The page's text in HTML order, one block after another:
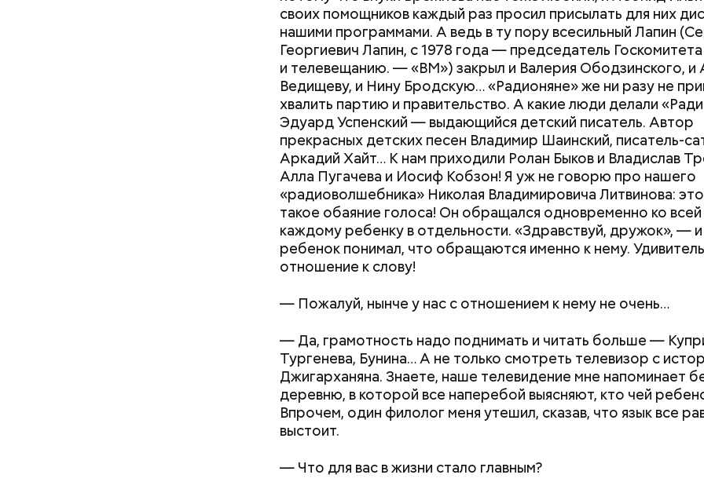
своих помощников каждый раз просил присылать для них
нашими программами. А ведь в ту пору всесильный Лапин
Георгиевич Лапин, с 1978 года — председатель
и телевещанию. —«ВМ») закрыл и Валерия Ободзинского, и
Ведищеву, и Нину Бродскую… «Радионяне» же ни разу не
хвалить партию и правительство. А какие люди делали
Эдуард Успенский — выдающийся детский писатель. Автор
прекрасных детских песен Владимир Шаинский, писатель-
Аркадий Хайт… К нам приходили Ролан Быков и Владислав
Алла Пугачева и Иосиф Кобзон! Я уж не говорю про нашего
«радиоволшебника» Николая Владимировича Литвинова:
такое обаяние голоса! Он обращался одновременно ко всей
каждому ребенку в отдельности. «Здравствуй, дружок», — и
ребенок понимал, что обращаются именно к нему.
отношение к слову!
— Пожалуй, нынче у нас с отношением к нему не очень…
— Да, грамотность надо поднимать и читать больше —
Тургенева, Бунина… А не только смотреть телевизор с
Джигарханяна. Знаете, наше телевидение мне напоминает
деревню, в которой все наперебой выясняют, кто чей
Впрочем, один филолог меня утешил, сказав, что язык все
выстоит.
— Что для вас в жизни стало главным?
сквернословить, а кроме того пустословить, болтать;
чревоугодничать;
гневаться, что по поводу, что без повода.
Как поменять батареи дома и
Как получить до 100 тысяч
трудной ситуации: кто может
документы
искать